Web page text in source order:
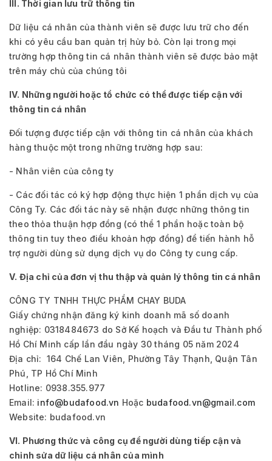
III. Thời gian lưu trữ thông tin
Dữ liệu cá nhân của thành viên sẽ được lưu trữ cho đến
khi có yêu cầu ban quản trị hủy bỏ. Còn lại trong mọi
trường hợp thông tin cá nhân thành viên sẽ được bảo mật
trên máy chủ của chúng tôi
IV. Những người hoặc tổ chức có thể được tiếp cận với
thông tin cá nhân
Đối tượng được tiếp cận với thông tin cá nhân của khách
hàng thuộc một trong những trường hợp sau:
- Nhân viên của công ty
- Các đối tác có ký hợp động thực hiện 1 phần dịch vụ của
Công Ty. Các đối tác này sẽ nhận được những thông tin
theo thỏa thuận hợp đồng (có thể 1 phần hoặc toàn bộ
thông tin tuy theo điều khoản hợp đồng) để tiến hành hỗ
trợ người dùng sử dụng dịch vụ do Công ty cung cấp.
V. Địa chỉ của đơn vị thu thập và quản lý thông tin cá nhân
CÔNG TY TNHH THỰC PHẨM CHAY BUDA
Giấy chứng nhận đăng ký kinh doanh mã số doanh
nghiệp: 0318484673 do Sở Kế hoạch và Đầu tư Thành phố
Hồ Chí Minh cấp lần đầu ngày 30 tháng 05 năm 2024
Địa chỉ: 164 Chế Lan Viên, Phường Tây Thạnh, Quận Tân
Phú, TP Hồ Chí Minh
Hotline: 0938.355.977
Email: info@budafood.vn Hoặc budafood.vn@gmail.com
Website: budafood.vn
VI. Phương thức và công cụ để người dùng tiếp cận và
chỉnh sửa dữ liệu cá nhân của mình